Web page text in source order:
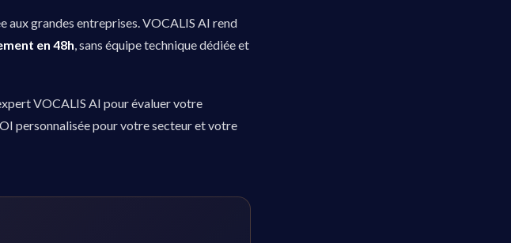
aux grandes entreprises. VOCALIS AI rend
en 48h, sans équipe technique dédiée et
VOCALIS AI pour évaluer votre
personnalisée pour votre secteur et votre